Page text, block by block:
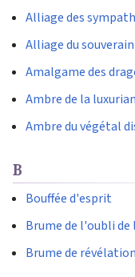
Alliage des
Alliage du
Amalgame des
Ambre de la
Ambre du végétal
B
Bouffée d'esprit
Brume de l'oubli
Brume de révélation